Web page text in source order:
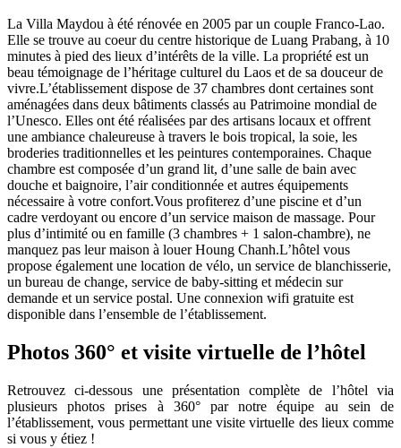
La Villa Maydou à été rénovée en 2005 par un couple Franco-Lao.
Elle se trouve au coeur du centre historique de Luang Prabang, à 10
minutes à pied des lieux d’intérêts de la ville. La propriété est un
beau témoignage de l’héritage culturel du Laos et de sa douceur de
vivre.L’établissement dispose de 37 chambres dont certaines sont
aménagées dans deux bâtiments classés au Patrimoine mondial de
l’Unesco. Elles ont été réalisées par des artisans locaux et offrent
une ambiance chaleureuse à travers le bois tropical, la soie, les
broderies traditionnelles et les peintures contemporaines. Chaque
chambre est composée d’un grand lit, d’une salle de bain avec
douche et baignoire, l’air conditionnée et autres équipements
nécessaire à votre confort.Vous profiterez d’une piscine et d’un
cadre verdoyant ou encore d’un service maison de massage. Pour
plus d’intimité ou en famille (3 chambres + 1 salon-chambre), ne
manquez pas leur maison à louer Houng Chanh.L’hôtel vous
propose également une location de vélo, un service de blanchisserie,
un bureau de change, service de baby-sitting et médecin sur
demande et un service postal. Une connexion wifi gratuite est
disponible dans l’ensemble de l’établissement.
Photos 360° et visite virtuelle de l’hôtel
Retrouvez ci-dessous une présentation complète de l’hôtel via
plusieurs photos prises à 360° par notre équipe au sein de
l’établissement, vous permettant une visite virtuelle des lieux comme
si vous y étiez !